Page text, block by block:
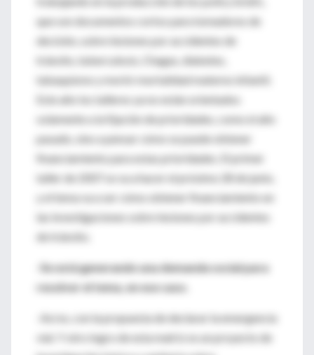
que son documentos cortos para tomadores de
decisión, sobre lesiones por accidentes de
tránsito, tuberculosis, Chagas, diabetes,
tabaquismo y morbi-mortalidad materno infantil.
Este año los talleres ya no están orientados
solamente a la fijación de prioridades, como el año
pasado, sino a pensar cómo se puede obtener
financiamiento para estas prioridades. El primer
taller de 2007 se va a hacer el próximo 28 de junio,
y el tema va a ser cómo obtener financiamiento en
las investigaciones sobre lesiones por accidentes
de tránsito.
-Se está generando una demanda social para
resolver el tema, en ese caso.
-Así es, con la propuesta de declarar la emergencia
vial. Y otro logro de esta matriz es un proyecto de